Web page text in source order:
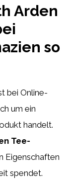
Arden
so
bei Online-
um ein
handelt.
Tee-
Eigenschaften
spendet.